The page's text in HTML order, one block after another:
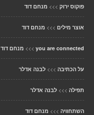
פוקוס ירוק >>> מנחם דוד
אוצר מילים >>> מנחם דוד
you are connected
>>> מנחם דוד
על הכתיבה >>> לבנה אדלר
תפילה >>> לבנה אדלר
השתחוויה >>> מנחם דוד